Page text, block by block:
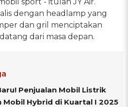
dengan headlamp yang
dan gril menciptakan
dari masa depan.
Penjualan Mobil Listrik
Mobil Hybrid di Kuartal I 2025